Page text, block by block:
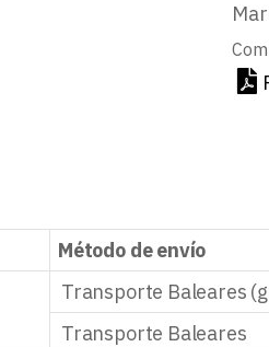
Método de envío
Transporte Baleares
Transporte Baleares